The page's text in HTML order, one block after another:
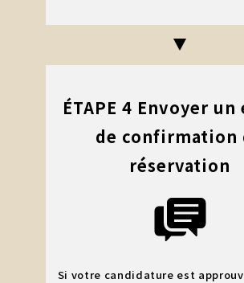
ÉTAPE 4 Envoyer
de confirmation
réservation
Si votre candidature est